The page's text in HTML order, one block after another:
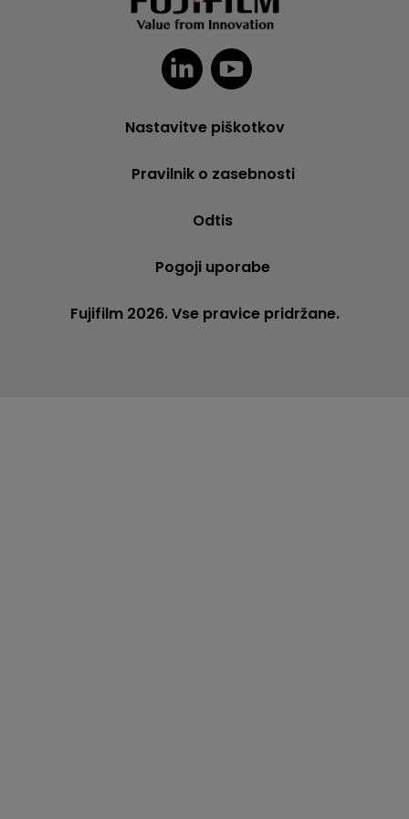
Nastavitve piškotkov
Pravilnik o zasebnosti
Odtis
Pogoji uporabe
Fujifilm 2026. Vse pravice pridržane.